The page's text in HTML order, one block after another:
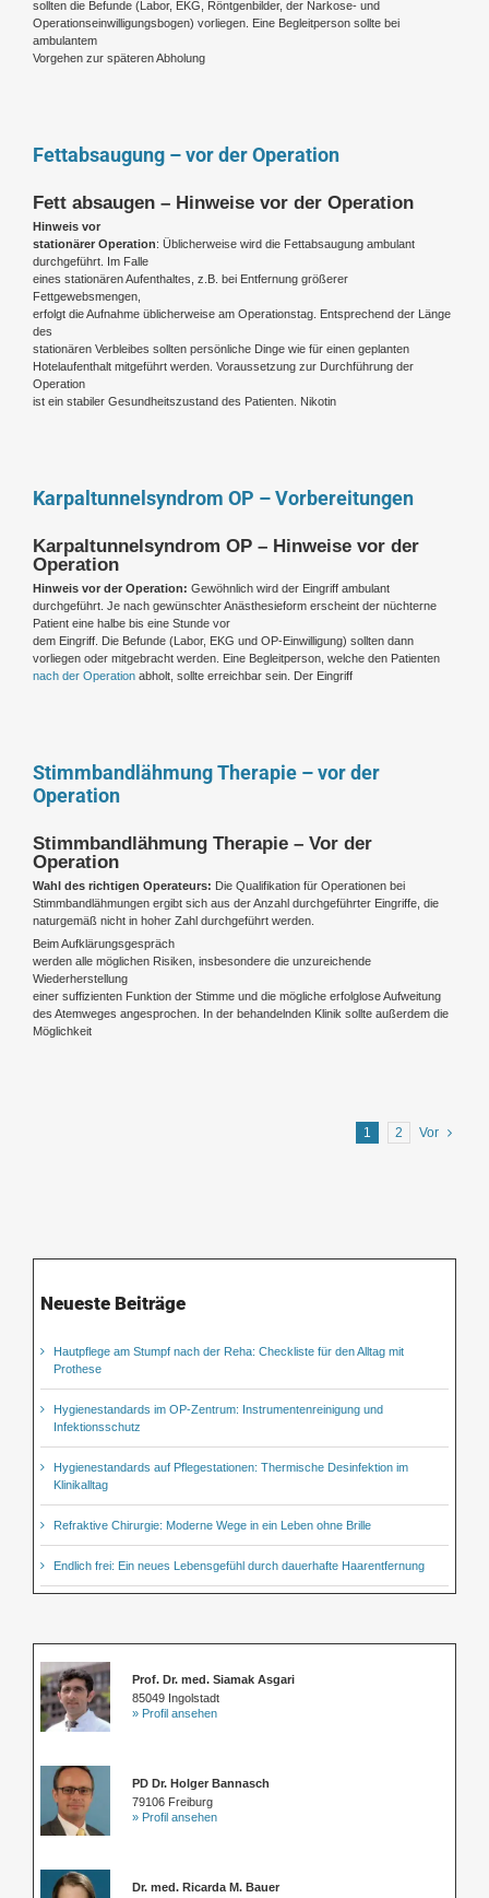
sollten die Befunde (Labor, EKG, Röntgenbilder, der Narkose- und
Operationseinwilligungsbogen) vorliegen. Eine Begleitperson sollte bei
ambulantem
Vorgehen zur späteren Abholung
Fettabsaugung – vor der Operation
Fett absaugen – Hinweise vor der Operation
Hinweis vor
stationärer Operation: Üblicherweise wird die Fettabsaugung ambulant
durchgeführt. Im Falle
eines stationären Aufenthaltes, z.B. bei Entfernung größerer
Fettgewebsmengen,
erfolgt die Aufnahme üblicherweise am Operationstag. Entsprechend der Länge
des
stationären Verbleibes sollten persönliche Dinge wie für einen geplanten
Hotelaufenthalt mitgeführt werden. Voraussetzung zur Durchführung der
Operation
ist ein stabiler Gesundheitszustand des Patienten. Nikotin
Karpaltunnelsyndrom OP – Vorbereitungen
Karpaltunnelsyndrom OP – Hinweise vor der
Operation
Hinweis vor der Operation: Gewöhnlich wird der Eingriff ambulant
durchgeführt. Je nach gewünschter Anästhesieform erscheint der nüchterne
Patient eine halbe bis eine Stunde vor
dem Eingriff. Die Befunde (Labor, EKG und OP-Einwilligung) sollten dann
vorliegen oder mitgebracht werden. Eine Begleitperson, welche den Patienten
nach der Operation abholt, sollte erreichbar sein. Der Eingriff
Stimmbandlähmung Therapie – vor der
Operation
Stimmbandlähmung Therapie – Vor der
Operation
Wahl des richtigen Operateurs: Die Qualifikation für Operationen bei
Stimmbandlähmungen ergibt sich aus der Anzahl durchgeführter Eingriffe, die
naturgemäß nicht in hoher Zahl durchgeführt werden.
Beim Aufklärungsgespräch
werden alle möglichen Risiken, insbesondere die unzureichende
Wiederherstellung
einer suffizienten Funktion der Stimme und die mögliche erfolglose Aufweitung
des Atemweges angesprochen. In der behandelnden Klinik sollte außerdem die
Möglichkeit
1 2 Vor
Neueste Beiträge
Hautpflege am Stumpf nach der Reha: Checkliste für den Alltag mit
Prothese
Hygienestandards im OP-Zentrum: Instrumentenreinigung und
Infektionsschutz
Hygienestandards auf Pflegestationen: Thermische Desinfektion im
Klinikalltag
Refraktive Chirurgie: Moderne Wege in ein Leben ohne Brille
Endlich frei: Ein neues Lebensgefühl durch dauerhafte Haarentfernung
Prof. Dr. med. Siamak Asgari
85049 Ingolstadt
» Profil ansehen
PD Dr. Holger Bannasch
79106 Freiburg
» Profil ansehen
Dr. med. Ricarda M. Bauer